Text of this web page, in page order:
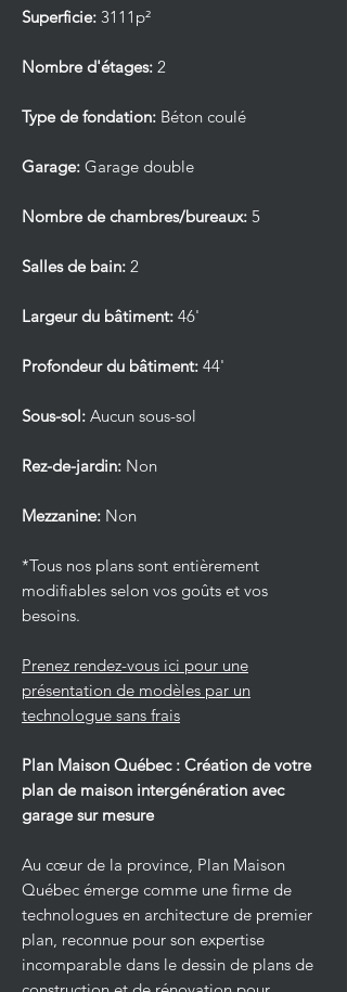
Superficie: 3111p²
Nombre d'étages: 2
Type de fondation: Béton coulé
Garage: Garage double
Nombre de chambres/bureaux: 5
Salles de bain: 2
Largeur du bâtiment: 46'
Profondeur du bâtiment: 44'
Sous-sol: Aucun sous-sol
Rez-de-jardin: Non
Mezzanine: Non
*Tous nos plans sont entièrement
modifiables selon vos goûts et vos
besoins.
Prenez rendez-vous ici pour une
présentation de modèles par un
technologue sans frais
Plan Maison Québec : Création de votre
plan de maison intergénération avec
garage sur mesure
Au cœur de la province, Plan Maison
Québec émerge comme une firme de
technologues en architecture de premier
plan, reconnue pour son expertise
incomparable dans le dessin de plans de